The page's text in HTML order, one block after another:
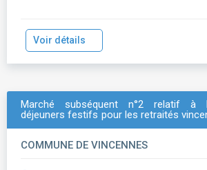
Voir détails
Marché subséquent n°2 relatif à
déjeuners festifs pour les retraités
COMMUNE DE VINCENNES